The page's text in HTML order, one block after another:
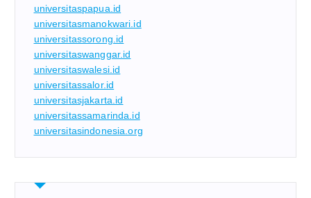
universitaspapua.id
universitasmanokwari.id
universitassorong.id
universitaswanggar.id
universitaswalesi.id
universitassalor.id
universitasjakarta.id
universitassamarinda.id
universitasindonesia.org